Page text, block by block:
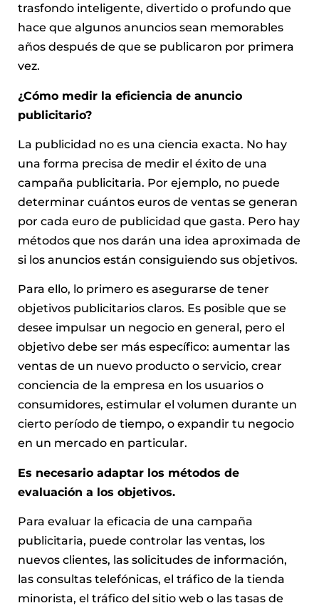
trasfondo inteligente, divertido o profundo que
hace que algunos anuncios sean memorables
años después de que se publicaron por primera
vez.
¿Cómo medir la eficiencia de anuncio
publicitario?
La publicidad no es una ciencia exacta. No hay
una forma precisa de medir el éxito de una
campaña publicitaria. Por ejemplo, no puede
determinar cuántos euros de ventas se generan
por cada euro de publicidad que gasta. Pero hay
métodos que nos darán una idea aproximada de
si los anuncios están consiguiendo sus objetivos.
Para ello, lo primero es asegurarse de tener
objetivos publicitarios claros. Es posible que se
desee impulsar un negocio en general, pero el
objetivo debe ser más específico: aumentar las
ventas de un nuevo producto o servicio, crear
conciencia de la empresa en los usuarios o
consumidores, estimular el volumen durante un
cierto período de tiempo, o expandir tu negocio
en un mercado en particular.
Es necesario adaptar los métodos de
evaluación a los objetivos.
Para evaluar la eficacia de una campaña
publicitaria, puede controlar las ventas, los
nuevos clientes, las solicitudes de información,
las consultas telefónicas, el tráfico de la tienda
minorista, el tráfico del sitio web o las tasas de